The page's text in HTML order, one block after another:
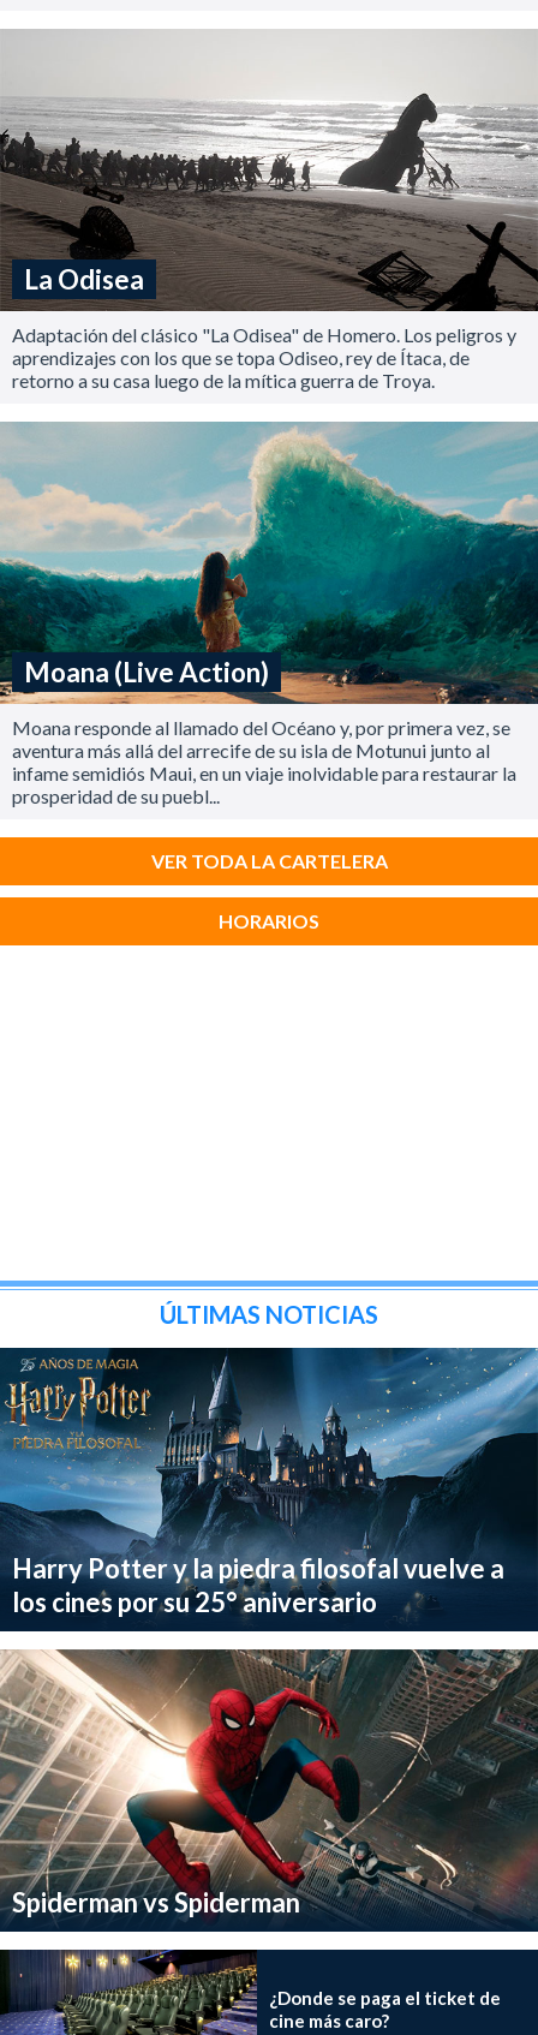
La Odisea
Adaptación del clásico "La Odisea" de Homero. Los peligros y
aprendizajes con los que se topa Odiseo, rey de Ítaca, de
retorno a su casa luego de la mítica guerra de Troya.
Moana (Live Action)
Moana responde al llamado del Océano y, por primera vez, se
aventura más allá del arrecife de su isla de Motunui junto al
infame semidiós Maui, en un viaje inolvidable para restaurar la
prosperidad de su puebl...
VER TODA LA CARTELERA
HORARIOS
ÚLTIMAS NOTICIAS
Harry Potter y la piedra filosofal vuelve a
los cines por su 25° aniversario
Spiderman vs Spiderman
¿Donde se paga el ticket de
cine más caro?